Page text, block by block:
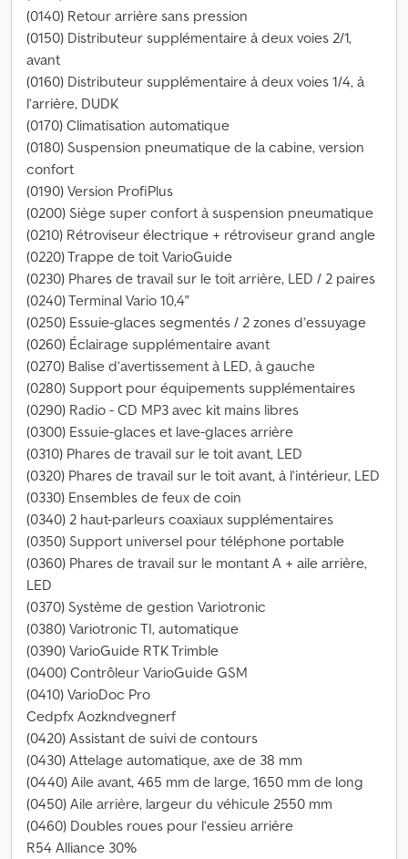
(0140) Retour arrière sans pression
(0150) Distributeur supplémentaire à deux voies 2/1,
avant
(0160) Distributeur supplémentaire à deux voies 1/4, à
l’arrière, DUDK
(0170) Climatisation automatique
(0180) Suspension pneumatique de la cabine, version
confort
(0190) Version ProfiPlus
(0200) Siège super confort à suspension pneumatique
(0210) Rétroviseur électrique + rétroviseur grand angle
(0220) Trappe de toit VarioGuide
(0230) Phares de travail sur le toit arrière, LED / 2 paires
(0240) Terminal Vario 10,4"
(0250) Essuie-glaces segmentés / 2 zones d’essuyage
(0260) Éclairage supplémentaire avant
(0270) Balise d’avertissement à LED, à gauche
(0280) Support pour équipements supplémentaires
(0290) Radio - CD MP3 avec kit mains libres
(0300) Essuie-glaces et lave-glaces arrière
(0310) Phares de travail sur le toit avant, LED
(0320) Phares de travail sur le toit avant, à l’intérieur, LED
(0330) Ensembles de feux de coin
(0340) 2 haut-parleurs coaxiaux supplémentaires
(0350) Support universel pour téléphone portable
(0360) Phares de travail sur le montant A + aile arrière,
LED
(0370) Système de gestion Variotronic
(0380) Variotronic TI, automatique
(0390) VarioGuide RTK Trimble
(0400) Contrôleur VarioGuide GSM
(0410) VarioDoc Pro
Cedpfx Aozkndvegnerf
(0420) Assistant de suivi de contours
(0430) Attelage automatique, axe de 38 mm
(0440) Aile avant, 465 mm de large, 1650 mm de long
(0450) Aile arrière, largeur du véhicule 2550 mm
(0460) Doubles roues pour l’essieu arrière
R54 Alliance 30%